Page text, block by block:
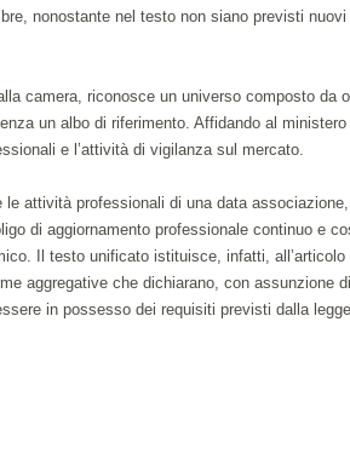
nonostante nel testo non siano previsti nuovi
camera, riconosce un universo composto da
un albo di riferimento. Affidando al ministero
e l’attività di vigilanza sul mercato.
attività professionali di una data
di aggiornamento professionale continuo e
Il testo unificato istituisce, infatti, all’articolo
aggregative che dichiarano, con assunzione di
in possesso dei requisiti previsti dalla